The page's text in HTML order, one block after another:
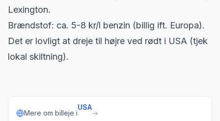
Lexington.
Brændstof: ca. 5-8 kr/l benzin (billig ift. Europa).
Det er lovligt at dreje til højre ved rødt i USA (tjek
lokal skiltning).
Mere om billeje i
USA
→